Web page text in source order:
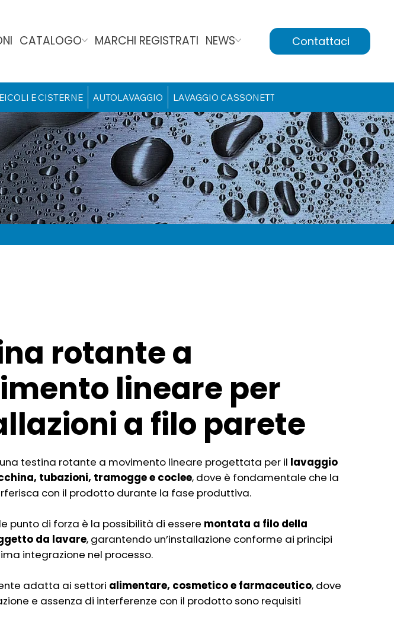
Contattaci
CATALOGO MARCHI REGISTRATI NEWS
E CISTERNE AUTOLAVAGGIO LAVAGGIO CASSONETTI
rotante a
lineare per
a filo parete
testina rotante a movimento lineare progettata per il lavaggio
tubazioni, tramogge e coclee, dove è fondamentale che la
con il prodotto durante la fase produttiva.
punto di forza è la possibilità di essere montata a filo della
da lavare, garantendo un’installazione conforme ai principi
integrazione nel processo.
adatta ai settori alimentare, cosmetico e farmaceutico, dove
e assenza di interferenze con il prodotto sono requisiti